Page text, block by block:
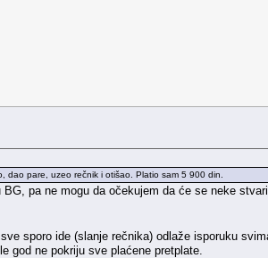
dao pare, uzeo rečnik i otišao. Platio sam 5 900 din.
pa ne mogu da očekujem da će se neke
sporo ide (slanje rečnika) odlaže isporuku
god ne pokriju sve plaćene pretplate.